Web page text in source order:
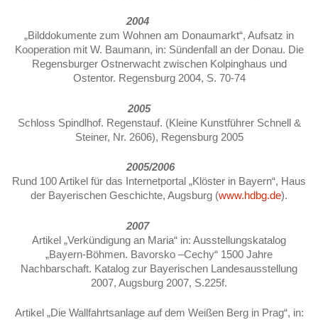
2004
„Bilddokumente zum Wohnen am Donaumarkt“, Aufsatz in
Kooperation mit W. Baumann, in: Sündenfall an der Donau. Die
Regensburger Ostnerwacht zwischen Kolpinghaus und
Ostentor. Regensburg 2004, S. 70-74
2005
Schloss Spindlhof. Regenstauf. (Kleine Kunstführer Schnell &
Steiner, Nr. 2606), Regensburg 2005
2005/2006
Rund 100 Artikel für das Internetportal „Klöster in Bayern“, Haus
der Bayerischen Geschichte, Augsburg (www.hdbg.de).
2007
Artikel „Verkündigung an Maria“ in: Ausstellungskatalog
„Bayern-Böhmen. Bavorsko –Cechy“ 1500 Jahre
Nachbarschaft. Katalog zur Bayerischen Landesausstellung
2007, Augsburg 2007, S.225f.
Artikel „Die Wallfahrtsanlage auf dem Weißen Berg in Prag“, in: